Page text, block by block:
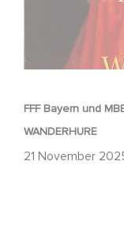
FFF Bayern und
WANDERHURE
21 November